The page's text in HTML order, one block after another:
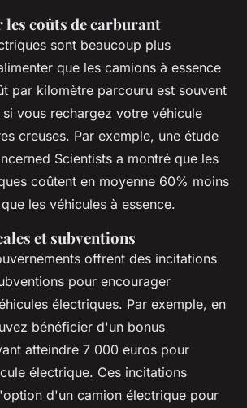
les coûts de carburant
sont beaucoup plus
que les camions à essence
par kilomètre parcouru est souvent
vous rechargez votre véhicule
creuses. Par exemple, une étude
Scientists a montré que les
coûtent en moyenne 60% moins
les véhicules à essence.
et subventions
offrent des incitations
pour encourager
électriques. Par exemple, en
bénéficier d'un bonus
atteindre 7 000 euros pour
électrique. Ces incitations
d'un camion électrique pour